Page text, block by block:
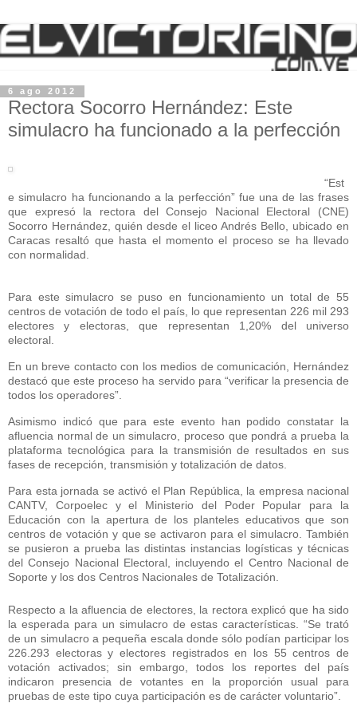
6 ago 2012
Rectora Socorro Hernández: Este
simulacro ha funcionado a la perfección
“Est
e simulacro ha funcionando a la perfección” fue una de las frases
que expresó la rectora del Consejo Nacional Electoral (CNE)
Socorro Hernández, quién desde el liceo Andrés Bello, ubicado en
Caracas resaltó que hasta el momento el proceso se ha llevado
con normalidad.
Para este simulacro se puso en funcionamiento un total de 55
centros de votación de todo el país, lo que representan 226 mil 293
electores y electoras, que representan 1,20% del universo
electoral.
En un breve contacto con los medios de comunicación, Hernández
destacó que este proceso ha servido para “verificar la presencia de
todos los operadores”.
Asimismo indicó que para este evento han podido constatar la
afluencia normal de un simulacro, proceso que pondrá a prueba la
plataforma tecnológica para la transmisión de resultados en sus
fases de recepción, transmisión y totalización de datos.
Para esta jornada se activó el Plan República, la empresa nacional
CANTV, Corpoelec y el Ministerio del Poder Popular para la
Educación con la apertura de los planteles educativos que son
centros de votación y que se activaron para el simulacro. También
se pusieron a prueba las distintas instancias logísticas y técnicas
del Consejo Nacional Electoral, incluyendo el Centro Nacional de
Soporte y los dos Centros Nacionales de Totalización.
Respecto a la afluencia de electores, la rectora explicó que ha sido
la esperada para un simulacro de estas características. “Se trató
de un simulacro a pequeña escala donde sólo podían participar los
226.293 electoras y electores registrados en los 55 centros de
votación activados; sin embargo, todos los reportes del país
indicaron presencia de votantes en la proporción usual para
pruebas de este tipo cuya participación es de carácter voluntario”.